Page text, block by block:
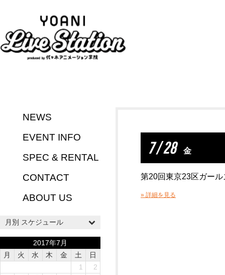
NEWS
EVENT INFO
SPEC & RENTAL
CONTACT
ABOUT US
月別 スケジュール
2017年7月
月
火 水 木 金 土
日
1
2
7 / 28 金
第20回東京23区ガー
» 詳細を見る